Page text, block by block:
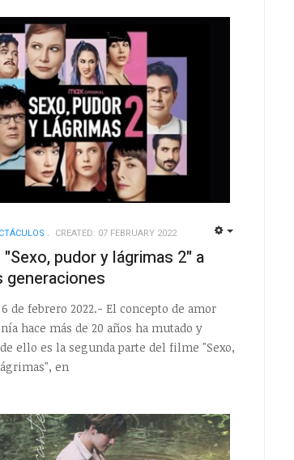
CREATED: 07 FEBRUARY 2022
"Sexo, pudor y lágrimas 2" a
generaciones
6 de febrero 2022.- El concepto de amor
hace más de 20 años ha mutado y
ello es la segunda parte del filme "Sexo,
en